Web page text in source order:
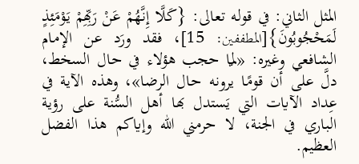
المثل الثاني: في قوله تعالى: {كَلَّا إِنَّهُمْ عَنْ رَبِّهِمْ يَوْمَئِذٍ
لَمَحْجُوبُونَ}[المطففين: 15] ، فقد ورَد عن الإمام
الشافعي وغيره: «لمّا حجب هؤلاء في حال السخط،
دلَّ على أن قومًا يرونه حال الرضا»، وهذه الآية في
عِداد الآيات التي يَستدل بها أهل السُّنة على رؤية
الباري في الجنة، لا حرمني الله وإياكم هذا الفضل
العظيم.